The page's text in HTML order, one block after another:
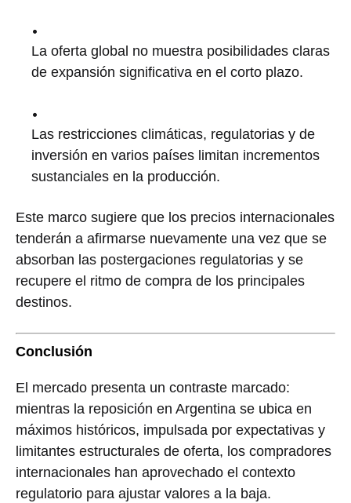
La oferta global no muestra posibilidades claras
de expansión significativa en el corto plazo.
Las restricciones climáticas, regulatorias y de
inversión en varios países limitan incrementos
sustanciales en la producción.
Este marco sugiere que los precios internacionales
tenderán a afirmarse nuevamente una vez que se
absorban las postergaciones regulatorias y se
recupere el ritmo de compra de los principales
destinos.
Conclusión
El mercado presenta un contraste marcado:
mientras la reposición en Argentina se ubica en
máximos históricos, impulsada por expectativas y
limitantes estructurales de oferta, los compradores
internacionales han aprovechado el contexto
regulatorio para ajustar valores a la baja.